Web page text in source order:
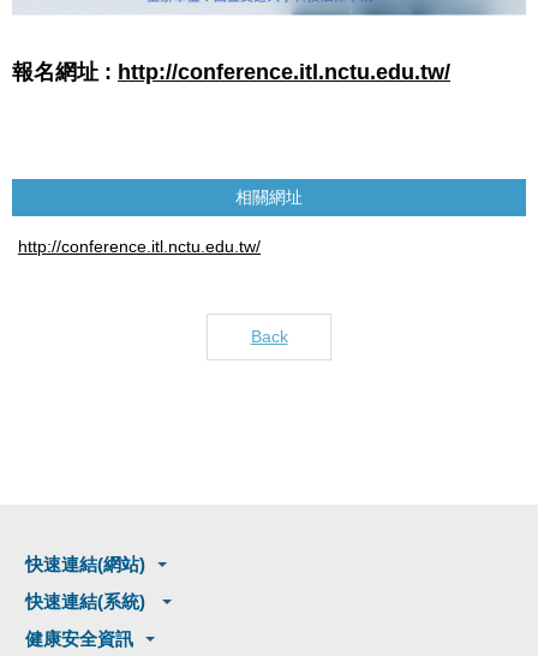
報名網址 : http://conference.itl.nctu.edu.tw/
相關網址
http://conference.itl.nctu.edu.tw/
Back
快速連結(網站)
快速連結(系統)
健康安全資訊